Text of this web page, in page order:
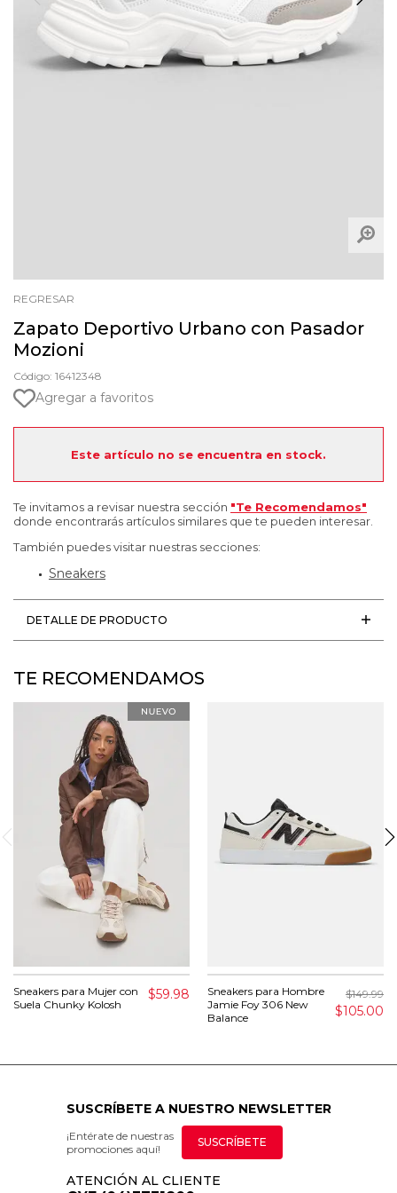
REGRESAR
Zapato Deportivo Urbano con Pasador
Mozioni
Código: 16412348
Agregar a favoritos
Este artículo no se encuentra en stock.
Te invitamos a revisar nuestra sección "Te Recomendamos"
donde encontrarás artículos similares que te pueden interesar.
También puedes visitar nuestras secciones:
Sneakers
DETALLE DE PRODUCTO
TE RECOMENDAMOS
Sneakers para Mujer con
Suela Chunky Kolosh
$59.98
Sneakers para Hombre
Jamie Foy 306 New
Balance
$149.99
$105.00
SUSCRÍBETE A NUESTRO NEWSLETTER
¡Entérate de nuestras
promociones aquí!
SUSCRÍBETE
ATENCIÓN AL CLIENTE